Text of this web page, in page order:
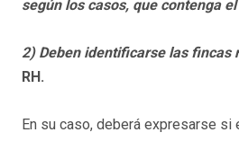
según los casos, que contenga
2) Deben identificarse las
RH.
En su caso, deberá expresarse si